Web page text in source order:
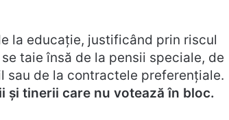
la educație, justificând prin riscul
taie însă de la pensii speciale, de
de la contractele preferențiale.
și tinerii care nu votează în bloc.